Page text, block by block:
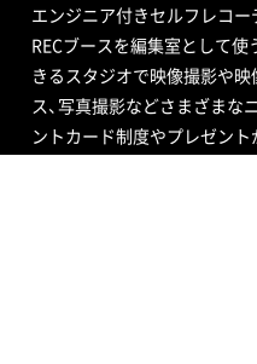
エンジニア付きセルフレコー
RECブースを編集室として使
きるスタジオで映像撮影や映
ス、写真撮影などさまざまな
ントカード制度やプレゼント